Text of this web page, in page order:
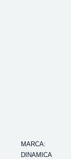
MARCA:
DINAMICA